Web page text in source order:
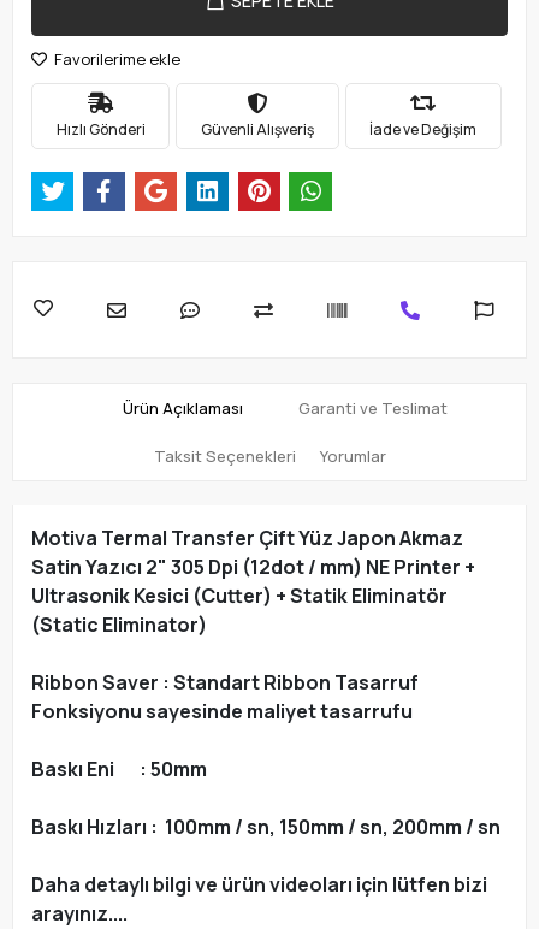
Favorilerime ekle
Hızlı Gönderi Güvenli Alışveriş İade ve Değişim
Ürün Açıklaması Garanti ve Teslimat
Taksit Seçenekleri Yorumlar
Motiva Termal Transfer Çift Yüz Japon Akmaz
Satin Yazıcı 2" 305 Dpi (12dot / mm) NEPrinter +
Ultrasonik Kesici (Cutter) + Statik Eliminatör
(Static Eliminator)
Ribbon Saver : Standart Ribbon Tasarruf
Fonksiyonu sayesinde maliyet tasarrufu
Baskı Eni : 50mm
Baskı Hızları : 100mm / sn, 150mm / sn, 200mm / sn
Daha detaylı bilgi ve ürün videoları için lütfen bizi
arayınız....